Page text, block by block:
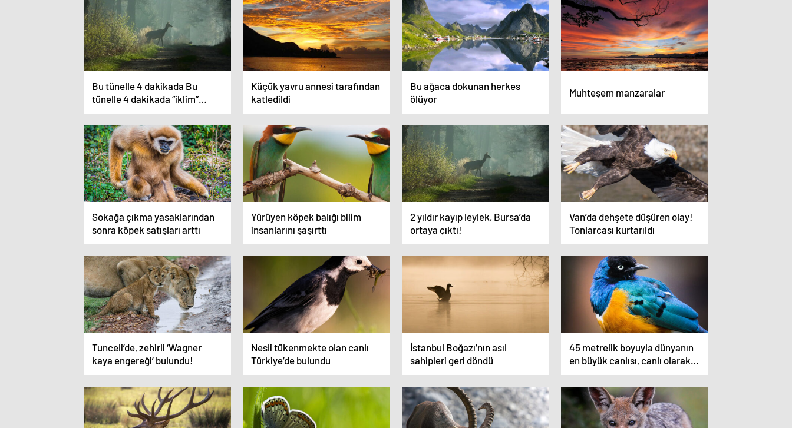
Bu tünelle 4 dakikada Bu
tünelle 4 dakikada “iklim”
değişecek
Küçük yavru annesi tarafından
katledildi
Bu ağaca dokunan herkes
ölüyor
Muhteşem manzaralar
Sokağa çıkma yasaklarından
sonra köpek satışları arttı
Yürüyen köpek balığı bilim
insanlarını şaşırttı
2 yıldır kayıp leylek, Bursa’da
ortaya çıktı!
Van’da dehşete düşüren olay!
Tonlarcası kurtarıldı
Tunceli’de, zehirli ‘Wagner
kaya engereği’ bulundu!
Nesli tükenmekte olan canlı
Türkiye’de bulundu
İstanbul Boğazı’nın asıl
sahipleri geri döndü
45 metrelik boyuyla dünyanın
en büyük canlısı, canlı olarak
bulundu!